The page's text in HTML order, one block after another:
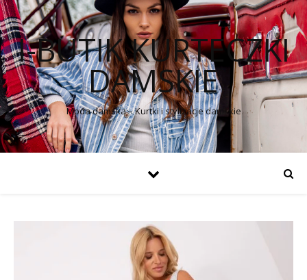
I-BUTIK KURTECZKI
DAMSKIE
Moda damska – Kurtki i stylizacje damskie